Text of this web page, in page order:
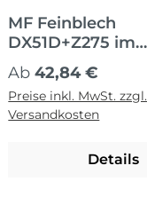
MF Feinblech
DX51D+Z275 im
Mittelformat
Regulärer Preis:
Ab42,84 €
Preise inkl. MwSt. zzgl.
Versandkosten
Details